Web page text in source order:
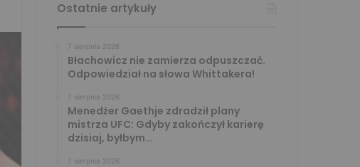
Ostatnie artykuły
7 sierpnia 2026
Błachowicz nie zamierza odpuszczać.
Odpowiedział na słowa Whittakera!
7 sierpnia 2026
Menedżer Gaethje zdradził plany
mistrza UFC: Gdyby zakończył karierę
dzisiaj, byłbym…
7 sierpnia 2026